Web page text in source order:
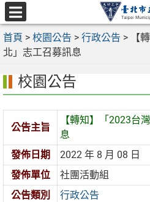
跳
至
主
要
區
選
單
首頁 > 校園公告 > 行政公告 >
【
北」志工召募訊息
校園公告
公告主旨
【轉知】「2023台
息
發佈日期
2022 年 8 月 08 日
發佈單位
社團活動組
公告類別
行政公告